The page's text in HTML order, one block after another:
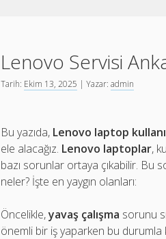
Lenovo Servisi
Tarih: Ekim 13, 2025 | Yazar:admin
Bu yazıda, Lenovo laptop
ele alacağız. Lenovo laptoplar,
bazı sorunlar ortaya çıkabilir. Bu
neler? İşte en yaygın olanları:
Öncelikle,yavaş çalışma sorunu
önemli bir iş yaparken bu durumla